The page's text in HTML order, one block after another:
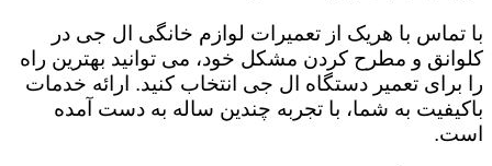
با تماس با هریک از تعمیرات لوازم خانگی ال جی در
کلوانق و مطرح کردن مشکل خود، می توانید بهترین راه
را برای تعمیر دستگاه ال جی انتخاب کنید. ارائه خدمات
باکیفیت به شما، با تجربه چندین ساله به دست آمده
است.